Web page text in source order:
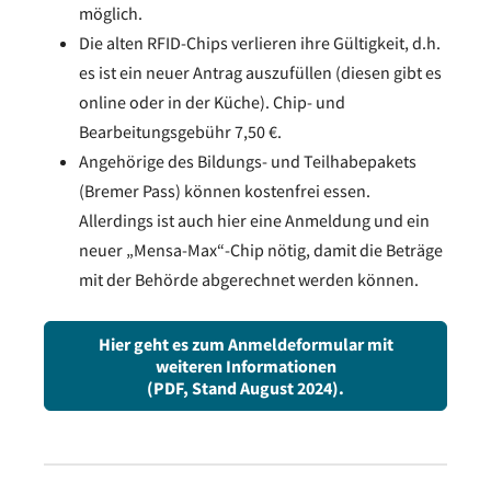
möglich.
Die alten RFID-Chips verlieren ihre Gültigkeit, d.h.
es ist ein neuer Antrag auszufüllen (diesen gibt es
online oder in der Küche). Chip- und
Bearbeitungsgebühr 7,50 €.
Angehörige des Bildungs- und Teilhabepakets
(Bremer Pass) können kostenfrei essen.
Allerdings ist auch hier eine Anmeldung und ein
neuer „Mensa-Max“-Chip nötig, damit die Beträge
mit der Behörde abgerechnet werden können.
Hier geht es zum Anmeldeformular mit
weiteren Informationen
(PDF, Stand August 2024).